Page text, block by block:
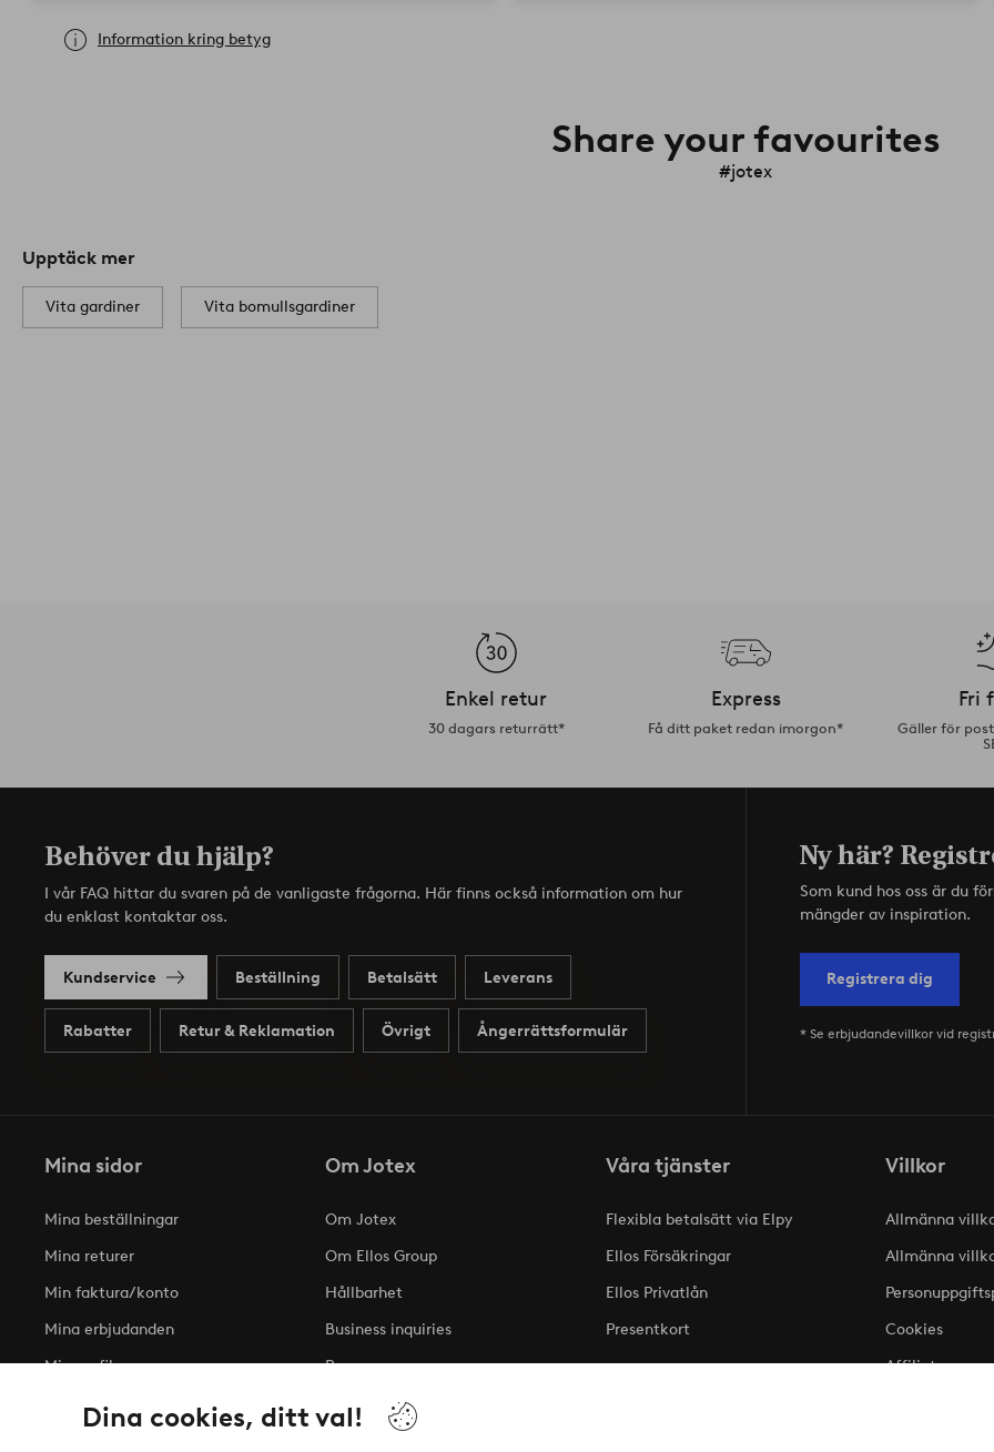
Dina cookies, ditt val!
Information kring betyg
Share your favourites
#jotex
Upptäck mer
Vita gardiner Vita bomullsgardiner
Enkel retur
30 dagars returrätt*
Express
Få ditt paket redan imorgon*
Fri
Gäller för
Behöver du hjälp?
I vår FAQ hittar du svaren på de vanligaste frågorna. Här finns också information om hur
du enklast kontaktar oss.
Kundservice Beställning Betalsätt Leverans
Rabatter Retur & Reklamation Övrigt Ångerrättsformulär
Ny här?
Som kund hos oss är du
mängder av inspiration.
Registrera dig
* Se erbjudandevillkor vid
Mina sidor
Mina beställningar
Mina returer
Min faktura/konto
Mina erbjudanden
Min profil
Om Jotex
Om Jotex
Om Ellos Group
Hållbarhet
Business inquiries
Press
Tillgänglighetsredogörelse
Våra tjänster
Flexibla betalsätt via Elpy
Ellos Försäkringar
Ellos Privatlån
Presentkort
Villkor
Allmänna
Allmänna
Cookies
Affiliate